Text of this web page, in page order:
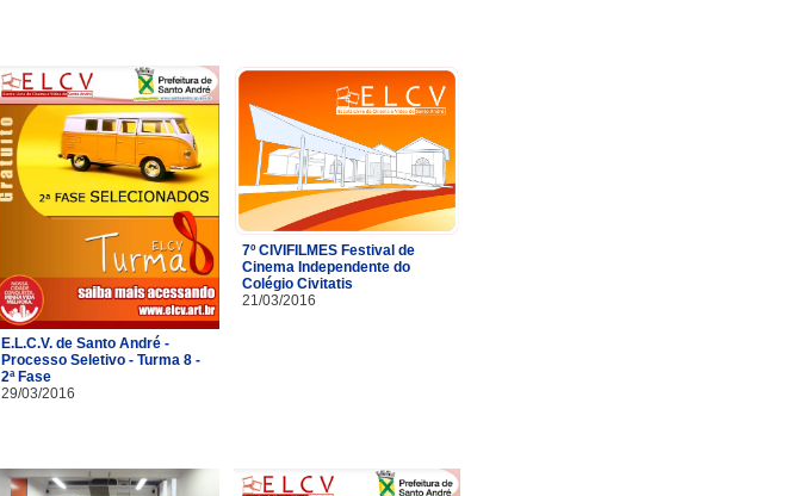
E.L.C.V. de Santo André -
Processo Seletivo - Turma 8 -
2ª Fase
29/03/2016
7º CIVIFILMES Festival de
Cinema Independente do
Colégio Civitatis
21/03/2016